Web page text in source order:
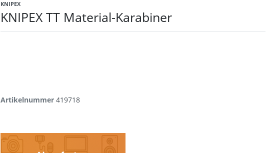
KNIPEX
KNIPEX TT Material-Karabiner
Artikelnummer 419718